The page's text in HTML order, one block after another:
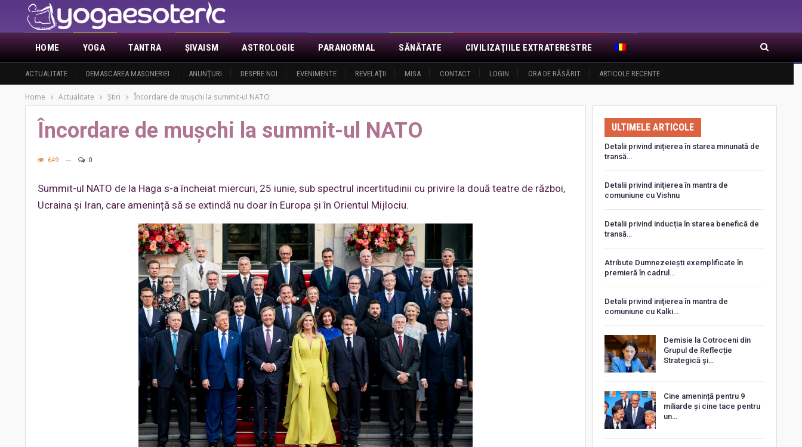
HOME
ACTUALITATE DEMASCAREA MASONERIEI ANUNŢURI DESPRE NOI EVENIMENTE REVELAŢII MISA CONTACT LOGIN ORA DE RĂSĂRIT ARTICOLE RECENTE
YOGA TANTRA ŞIVAISM ASTROLOGIE PARANORMAL SĂNĂTATE CIVILIZAŢIILE EXTRATERESTRE
Home Actualitate Ştiri Încordare de mușchi la summit-ul NATO
Încordare de mușchi la summit-ul NATO
649 0
Summit-ul NATO de la Haga s-a încheiat miercuri, 25 iunie, sub spectrul incertitudinii cu privire la două teatre de război,
Ucraina și Iran, care amenință să se extindă nu doar în Europa și în Orientul Mijlociu.
ULTIMELE ARTICOLE
Detalii privind inițierea în starea minunată de
transă…
Detalii privind iniţierea în mantra de
comuniune cu Vishnu
Detalii privind inducția în starea benefică de
transă…
Atribute Dumnezeiești exemplificate în
premieră în cadrul…
Detalii privind iniţierea în mantra de
comuniune cu Kalki…
Demisie la Cotroceni din
Grupul de Reflecție
Strategică și…
Cine amenință pentru 9
miliarde și cine tace pentru
un…